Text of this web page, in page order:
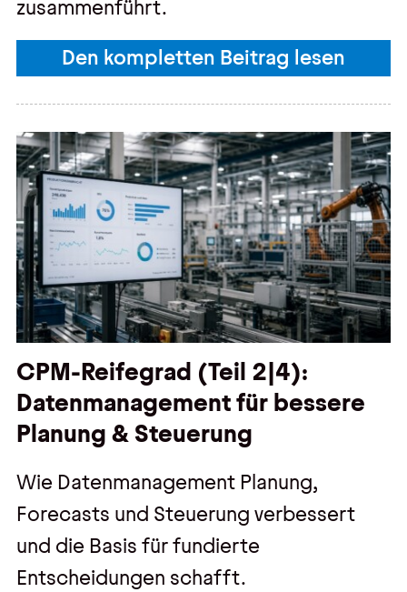
zusammenführt.
Den kompletten Beitrag lesen
CPM-Reifegrad (Teil 2|4):
Datenmanagement für bessere
Planung & Steuerung
Wie Datenmanagement Planung,
Forecasts und Steuerung verbessert
und die Basis für fundierte
Entscheidungen schafft.